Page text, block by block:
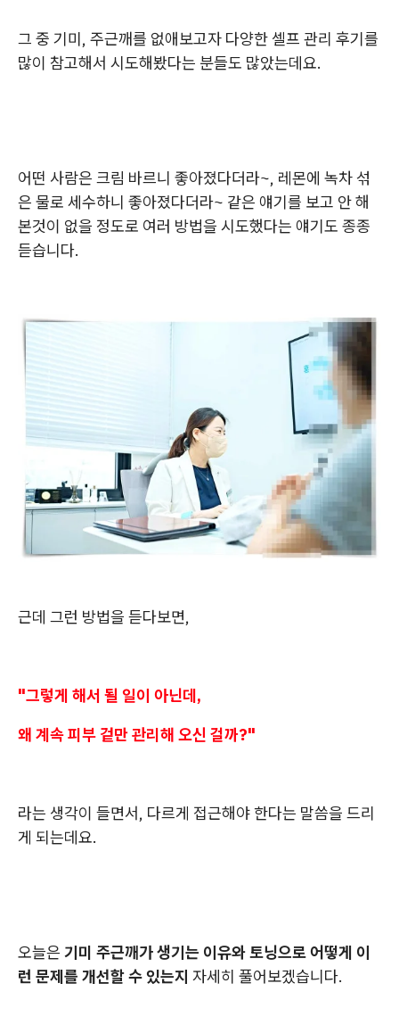
그 중 기미, 주근깨를 없애보고자 다양한 셀프 관리 후기를
많이 참고해서 시도해봤다는 분들도 많았는데요.
어떤 사람은 크림 바르니 좋아졌다더라~, 레몬에 녹차 섞
은 물로 세수하니 좋아졌다더라~ 같은 얘기를 보고 안 해
본것이 없을 정도로 여러 방법을 시도했다는 얘기도 종종
듣습니다.
근데 그런 방법을 듣다보면,
"그렇게 해서 될 일이 아닌데,
왜 계속 피부 겉만 관리해 오신 걸까?"
라는 생각이 들면서, 다르게 접근해야 한다는 말씀을 드리
게 되는데요.
오늘은 기미 주근깨가 생기는 이유와 토닝으로 어떻게 이
런 문제를 개선할 수 있는지 자세히 풀어보겠습니다.